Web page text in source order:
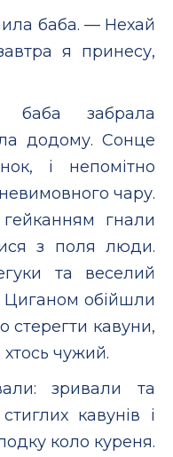
баба. — Нехай
я принесу,
баба забрала
додому. Сонце
і непомітно
чару.
гнали
з поля люди.
та веселий
Циганом обійшли
стерегти кавуни,
чужий.
зривали та
кавунів і
коло куреня.